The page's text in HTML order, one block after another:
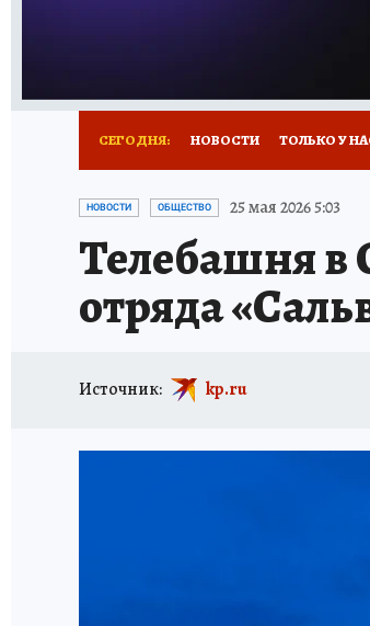
СЕГОДНЯ: НОВОСТИ ТОЛЬКО У
ИСПЫТАНО НА СЕБЕ
НОВОСТИ ОБЩЕСТВО 25 мая 2026 5:03
Телебашня в
отряда
Источник: kp.ru